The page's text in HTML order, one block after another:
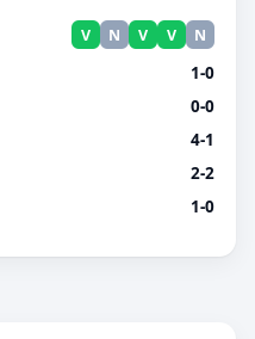
V N V V N
1-0
0-0
4-1
2-2
1-0